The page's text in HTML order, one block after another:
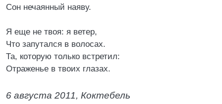
Сон нечаянный наяву.
Я еще не твоя: я ветер,
Что запутался в волосах.
Та, которую только встретил:
Отраженье в твоих глазах.
6 августа 2011, Коктебель